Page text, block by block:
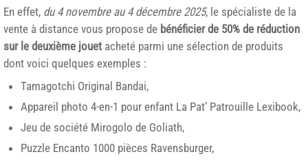
En effet, du 4 novembre au 4 décembre 2025, le spécialiste de la
vente à distance vous propose de bénéficier de 50% de réduction
sur le deuxième jouet acheté parmi une sélection de produits
dont voici quelques exemples :
Tamagotchi Original Bandai,
Appareil photo 4-en-1 pour enfant La Pat’ Patrouille Lexibook,
Jeu de société Mirogolo de Goliath,
Puzzle Encanto 1000 pièces Ravensburger,